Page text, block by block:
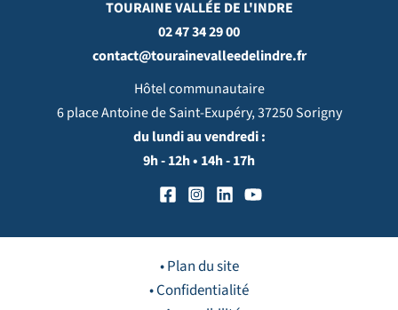
TOURAINE VALLÉE DE L'INDRE
02 47 34 29 00
contact@tourainevalleedelindre.fr
Hôtel communautaire
6 place Antoine de Saint-Exupéry, 37250 Sorigny
du lundi au vendredi :
9h - 12h • 14h - 17h
• Plan du site
• Confidentialité